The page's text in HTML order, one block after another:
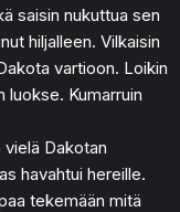
saisin nukuttua sen
hiljalleen. Vilkaisin
vartioon. Loikin
luokse. Kumarruin
vielä Dakotan
havahtui hereille.
tekemään mitä